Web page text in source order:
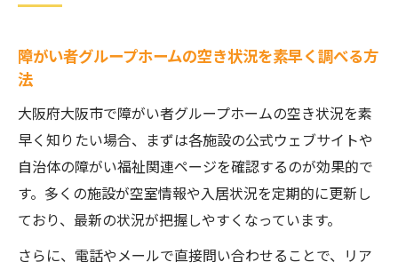
障がい者グループホームの空き状況を素早く調べる方
法
大阪府大阪市で障がい者グループホームの空き状況を素
早く知りたい場合、まずは各施設の公式ウェブサイトや
自治体の障がい福祉関連ページを確認するのが効果的で
す。多くの施設が空室情報や入居状況を定期的に更新し
ており、最新の状況が把握しやすくなっています。
さらに、電話やメールで直接問い合わせることで、リア